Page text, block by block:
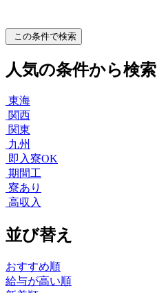
この条件で検索
人気の条件から検索
東海
関西
関東
九州
即入寮OK
期間工
寮あり
高収入
並び替え
おすすめ順
給与が高い順